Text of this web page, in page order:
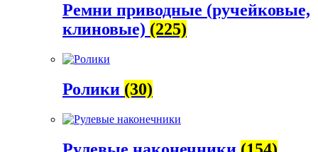
Ремни приводные (ручейковые,
клиновые) (225)
Ролики (30)